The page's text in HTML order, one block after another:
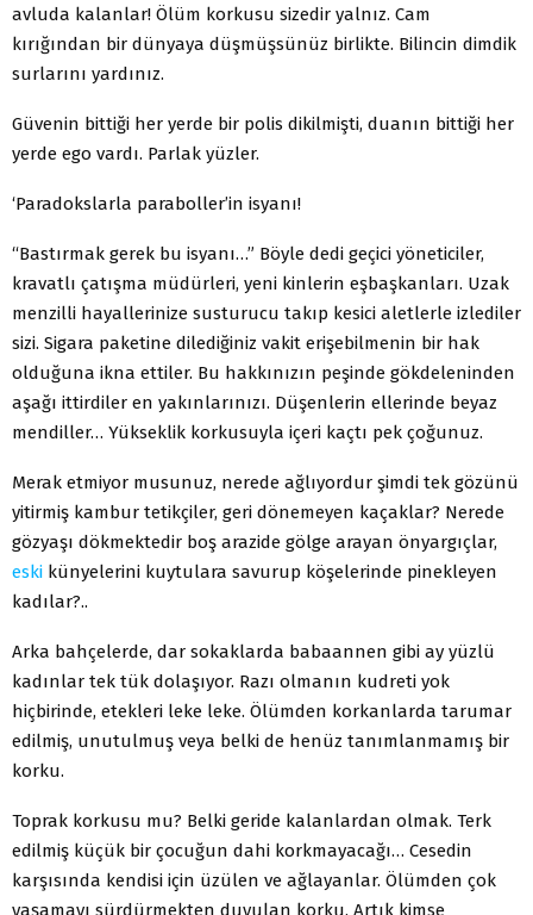
avluda kalanlar! Ölüm korkusu sizedir yalnız. Cam
kırığından bir dünyaya düşmüşsünüz birlikte. Bilincin dimdik
surlarını yardınız.
Güvenin bittiği her yerde bir polis dikilmişti, duanın bittiği her
yerde ego vardı. Parlak yüzler.
‘Paradokslarla paraboller’in isyanı!
“Bastırmak gerek bu isyanı…” Böyle dedi geçici yöneticiler,
kravatlı çatışma müdürleri, yeni kinlerin eşbaşkanları. Uzak
menzilli hayallerinize susturucu takıp kesici aletlerle izlediler
sizi. Sigara paketine dilediğiniz vakit erişebilmenin bir hak
olduğuna ikna ettiler. Bu hakkınızın peşinde gökdeleninden
aşağı ittirdiler en yakınlarınızı. Düşenlerin ellerinde beyaz
mendiller… Yükseklik korkusuyla içeri kaçtı pek çoğunuz.
Merak etmiyor musunuz, nerede ağlıyordur şimdi tek gözünü
yitirmiş kambur tetikçiler, geri dönemeyen kaçaklar? Nerede
gözyaşı dökmektedir boş arazide gölge arayan önyargıçlar,
eski künyelerini kuytulara savurup köşelerinde pinekleyen
kadılar?..
Arka bahçelerde, dar sokaklarda babaannen gibi ay yüzlü
kadınlar tek tük dolaşıyor. Razı olmanın kudreti yok
hiçbirinde, etekleri leke leke. Ölümden korkanlarda tarumar
edilmiş, unutulmuş veya belki de henüz tanımlanmamış bir
korku.
Toprak korkusu mu? Belki geride kalanlardan olmak. Terk
edilmiş küçük bir çocuğun dahi korkmayacağı… Cesedin
karşısında kendisi için üzülen ve ağlayanlar. Ölümden çok
yaşamayı sürdürmekten duyulan korku. Artık kimse